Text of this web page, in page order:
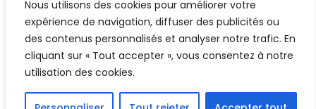
Nous utilisons des cookies pour améliorer votre
expérience de navigation, diffuser des publicités ou
des contenus personnalisés et analyser notre trafic. En
cliquant sur « Tout accepter », vous consentez à notre
utilisation des cookies.
Création site internetYOSOY studio